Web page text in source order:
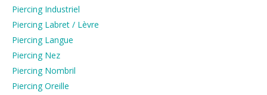
Piercing Industriel
Piercing Labret / Lèvre
Piercing Langue
Piercing Nez
Piercing Nombril
Piercing Oreille